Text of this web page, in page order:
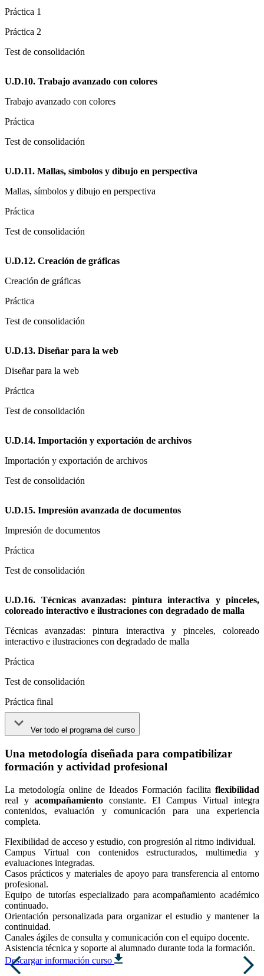
Práctica 1
Práctica 2
Test de consolidación
U.D.10. Trabajo avanzado con colores
Trabajo avanzado con colores
Práctica
Test de consolidación
U.D.11. Mallas, símbolos y dibujo en perspectiva
Mallas, símbolos y dibujo en perspectiva
Práctica
Test de consolidación
U.D.12. Creación de gráficas
Creación de gráficas
Práctica
Test de consolidación
U.D.13. Diseñar para la web
Diseñar para la web
Práctica
Test de consolidación
U.D.14. Importación y exportación de archivos
Importación y exportación de archivos
Test de consolidación
U.D.15. Impresión avanzada de documentos
Impresión de documentos
Práctica
Test de consolidación
U.D.16. Técnicas avanzadas: pintura interactiva y pinceles,
coloreado interactivo e ilustraciones con degradado de malla
Técnicas avanzadas: pintura interactiva y pinceles, coloreado
interactivo e ilustraciones con degradado de malla
Práctica
Test de consolidación
Práctica final
Ver todo el programa del curso
Una metodología diseñada para compatibilizar
formación y actividad profesional
La metodología online de Ideados Formación facilita flexibilidad
real y acompañamiento constante. El Campus Virtual integra
contenidos, evaluación y comunicación para una experiencia
completa.
Flexibilidad de acceso y estudio, con progresión al ritmo individual.
Campus Virtual con contenidos estructurados, multimedia y
evaluaciones integradas.
Casos prácticos y materiales de apoyo para transferencia al entorno
profesional.
Equipo de tutorías especializado para acompañamiento académico
continuado.
Orientación personalizada para organizar el estudio y mantener la
continuidad.
Canales ágiles de consulta y comunicación con el equipo docente.
Asistencia técnica y soporte al alumnado durante toda la formación.
Descargar información curso